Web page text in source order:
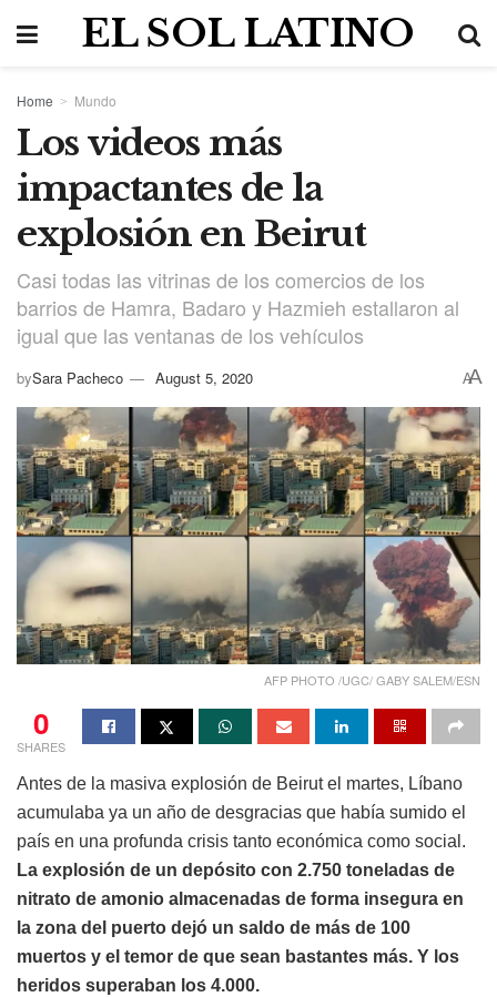
EL SOL LATINO
Home Mundo
Los videos más
impactantes de la
explosión en Beirut
Casi todas las vitrinas de los comercios de los
barrios de Hamra, Badaro y Hazmieh estallaron al
igual que las ventanas de los vehículos
bySara Pacheco August 5, 2020 AA
AFP PHOTO /UGC/ GABY SALEM/ESN
0
SHARES
Antes de la masiva explosión de Beirut el martes, Líbano
acumulaba ya un año de desgracias que había sumido el
país en una profunda crisis tanto económica como social.
La explosión de un depósito con 2.750 toneladas de
nitrato de amonio almacenadas de forma insegura en
la zona del puerto dejó un saldo de más de 100
muertos y el temor de que sean bastantes más. Y los
heridos superaban los 4.000.